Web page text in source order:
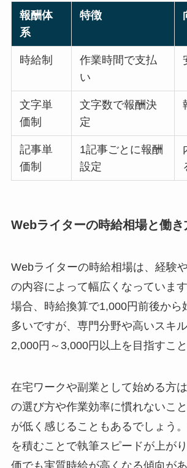
報酬体
系
特徴
時給制
作業時間で支払
い
文字単
価制
文字数で報酬決
定
記事単
価制
1記事ごとに報酬
設定
Webライターの時給相場と働
Webライターの時給相場は、経験
の内容によって幅広くなっていま
場合、時給換算で1,000円前後から
多いですが、専門分野や高いスキ
2,000円～3,000円以上を目指すこと
在宅ワークや副業として始める方
の選び方や作業効率に慣れないこ
が低く感じることもあるでしょう
を積むことで執筆スピードが上が